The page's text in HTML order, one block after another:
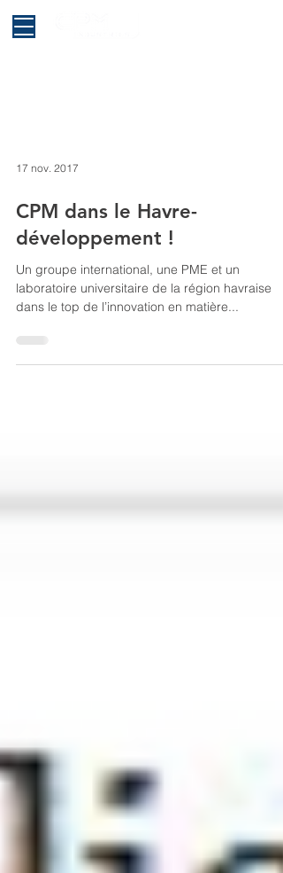
17 nov. 2017
CPM dans le Havre-
développement !
Un groupe international, une PME et un
laboratoire universitaire de la région havraise
dans le top de l’innovation en matière...